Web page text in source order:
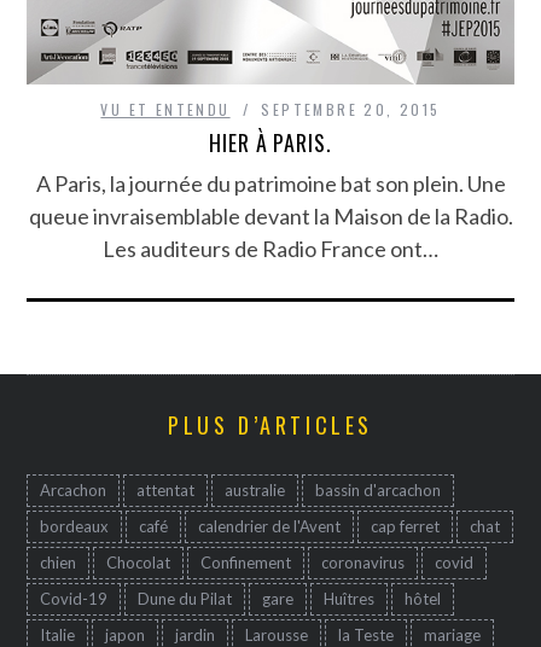
VU ET ENTENDU SEPTEMBRE 20, 2015
HIER À PARIS.
A Paris, la journée du patrimoine bat son plein. Une
queue invraisemblable devant la Maison de la Radio.
Les auditeurs de Radio France ont…
PLUS D’ARTICLES
Arcachon attentat australie
bassin d'arcachon
bordeaux
café calendrier de l'Avent cap ferret
chat
chien
Chocolat Confinement coronavirus
covid
Covid-19
Dune du Pilat gare Huîtres
hôtel
Italie
japon jardin Larousse la Teste
mariage